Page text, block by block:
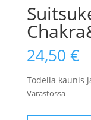
24,50 €
Todella kaunis
Varastossa